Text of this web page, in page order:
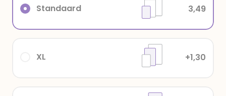
XL +1,30
Standaard 3,49